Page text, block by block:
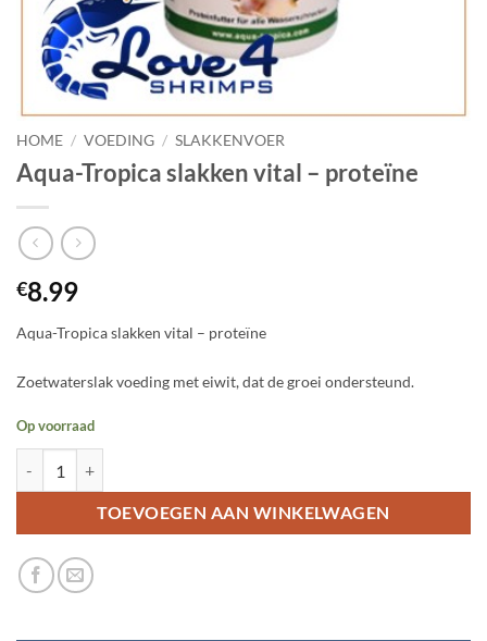
HOME / VOEDING / SLAKKENVOER
Aqua-Tropica slakken vital – proteïne
€8.99
Aqua-Tropica slakken vital – proteïne
Zoetwaterslak voeding met eiwit, dat de groei ondersteund.
Op voorraad
TOEVOEGEN AAN WINKELWAGEN